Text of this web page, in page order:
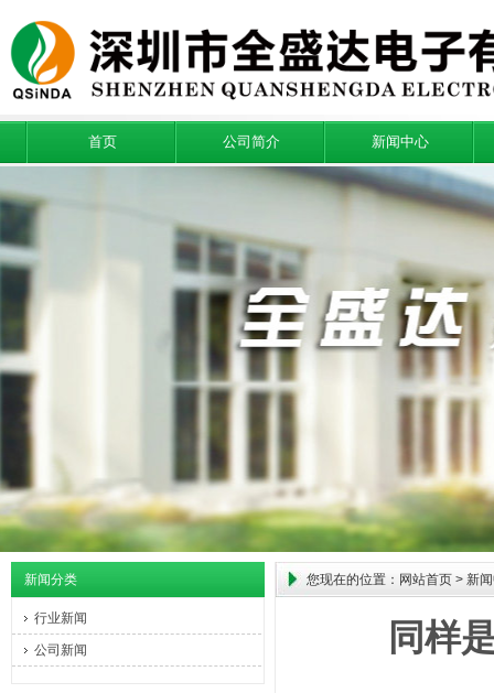
首页 公司简介 新闻中心
新闻分类
行业新闻
公司新闻
您现在的位置： 网站首页 > 新
同样